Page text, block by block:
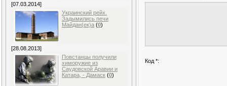
[07.03.2014]
Украинский рейх.
Задымились печи
Майдан(ек)а (0)
[28.08.2013]
Повстанцы получили
химоружие из
Саудовской Аравии и
Катара, - Дамаск (0)
Код *: